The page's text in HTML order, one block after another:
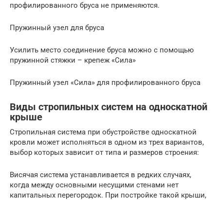
профилированного бруса не применяются.
Пружинный узел для бруса
Усилить место соединение бруса можно с помощью
пружинной стяжки – крепеж «Сила»
Пружинный узел «Сила» для профилированного бруса
Виды стропильных систем на односкатной
крыше
Стропильная система при обустройстве односкатной
кровли может исполняться в одном из трех вариантов,
выбор которых зависит от типа и размеров строения:
Висячая система устанавливается в редких случаях,
когда между основными несущими стенами нет
капитальных перегородок. При постройке такой крыши,